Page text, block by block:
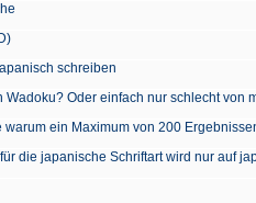
schreiben
Wadoku? Oder einfach nur schlecht von
warum ein Maximum von 200
die japanische Schriftart wird nur auf